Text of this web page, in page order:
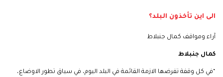
الى اين تأخذون البلد؟
آراء ومواقف كمال جنبلاط
كمال جنبلاط
“في كل وقفة تفرضها الازمة القائمة في البلد اليوم، في سياق تطور الاوضاع،